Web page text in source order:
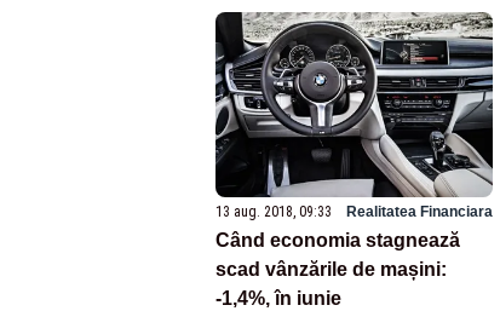
13 aug. 2018, 09:33 Realitatea Financiara
Când economia stagnează
scad vânzările de mașini:
-1,4%, în iunie